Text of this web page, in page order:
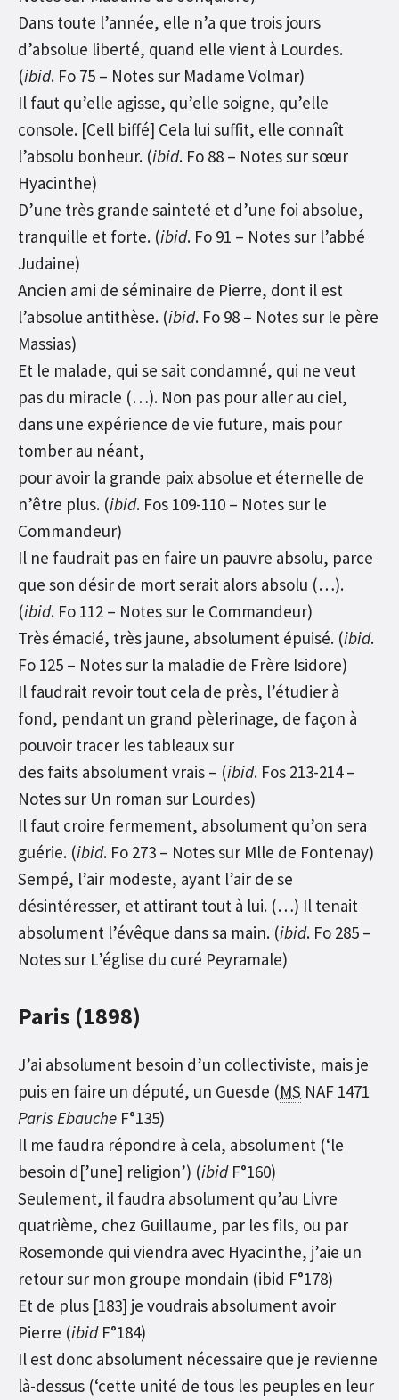
Dans toute l’année, elle n’a que trois jours
d’absolue liberté, quand elle vient à Lourdes.
(ibid. Fo 75 – Notes sur Madame Volmar)
Il faut qu’elle agisse, qu’elle soigne, qu’elle
console. [Cell biffé] Cela lui suffit, elle connaît
l’absolu bonheur. (ibid. Fo 88 – Notes sur sœur
Hyacinthe)
D’une très grande sainteté et d’une foi absolue,
tranquille et forte. (ibid. Fo 91 – Notes sur l’abbé
Judaine)
Ancien ami de séminaire de Pierre, dont il est
l’absolue antithèse. (ibid. Fo 98 – Notes sur le père
Massias)
Et le malade, qui se sait condamné, qui ne veut
pas du miracle (…). Non pas pour aller au ciel,
dans une expérience de vie future, mais pour
tomber au néant,
pour avoir la grande paix absolue et éternelle de
n’être plus. (ibid. Fos 109-110 – Notes sur le
Commandeur)
Il ne faudrait pas en faire un pauvre absolu, parce
que son désir de mort serait alors absolu (…).
(ibid. Fo 112 – Notes sur le Commandeur)
Très émacié, très jaune, absolument épuisé. (ibid.
Fo 125 – Notes sur la maladie de Frère Isidore)
Il faudrait revoir tout cela de près, l’étudier à
fond, pendant un grand pèlerinage, de façon à
pouvoir tracer les tableaux sur
des faits absolument vrais – (ibid. Fos 213-214 –
Notes sur Un roman sur Lourdes)
Il faut croire fermement, absolument qu’on sera
guérie. (ibid. Fo 273 – Notes sur Mlle de Fontenay)
Sempé, l’air modeste, ayant l’air de se
désintéresser, et attirant tout à lui. (…) Il tenait
absolument l’évêque dans sa main. (ibid. Fo 285 –
Notes sur L’église du curé Peyramale)
Paris (1898)
J’ai absolument besoin d’un collectiviste, mais je
puis en faire un député, un Guesde (MS NAF 1471
Paris Ebauche F°135)
Il me faudra répondre à cela, absolument (‘le
besoin d[’une] religion’) (ibidF°160)
Seulement, il faudra absolument qu’au Livre
quatrième, chez Guillaume, par les fils, ou par
Rosemonde qui viendra avec Hyacinthe, j’aie un
retour sur mon groupe mondain (ibid F°178)
Et de plus [183] je voudrais absolument avoir
Pierre (ibidF°184)
Il est donc absolument nécessaire que je revienne
là-dessus (‘cette unité de tous les peuples en leur